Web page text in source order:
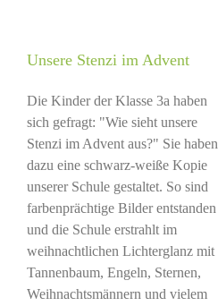
Unsere Stenzi im Advent
Die Kinder der Klasse 3a haben
sich gefragt: "Wie sieht unsere
Stenzi im Advent aus?" Sie haben
dazu eine schwarz-weiße Kopie
unserer Schule gestaltet. So sind
farbenprächtige Bilder entstanden
und die Schule erstrahlt im
weihnachtlichen Lichterglanz mit
Tannenbaum, Engeln, Sternen,
Weihnachtsmännern und vielem